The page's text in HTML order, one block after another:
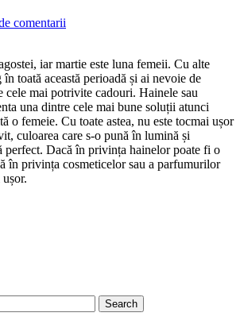
comentarii
iar martie este luna femeii. Cu alte
toată această perioadă și ai nevoie de
cele mai potrivite cadouri. Hainele sau
una dintre cele mai bune soluții atunci
o femeie. Cu toate astea, nu este tocmai ușor
culoarea care s-o pună în lumină și
perfect. Dacă în privința hainelor poate fi o
în privința cosmeticelor sau a parfumurilor
Search